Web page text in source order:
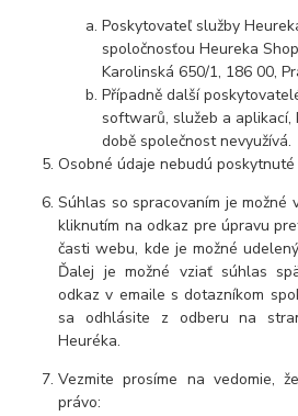
Poskytovateľ služby
spoločnosťou Heureka
Karolinská 650/1, 186 00,
Případně další
softwarů, služeb a aplikací,
době společnost nevyužívá.
Osobné údaje nebudú poskytnuté
Súhlas so spracovaním je
kliknutím na odkaz pre úpravu
časti webu, kde je možné
Ďalej je možné vziať súhlas
odkaz v emaile s dotazníkom
sa odhlásite z odberu na
Heuréka.
Vezmite prosíme na vedomie,
právo: